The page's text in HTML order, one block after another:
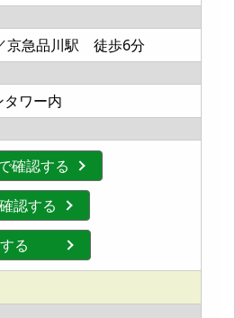
京急品川駅 徒歩6分
ワー内
確認する
認する
する